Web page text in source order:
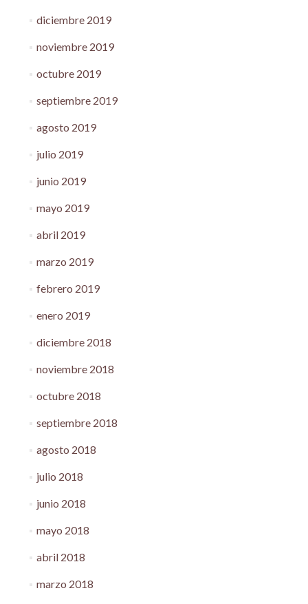
diciembre 2019
noviembre 2019
octubre 2019
septiembre 2019
agosto 2019
julio 2019
junio 2019
mayo 2019
abril 2019
marzo 2019
febrero 2019
enero 2019
diciembre 2018
noviembre 2018
octubre 2018
septiembre 2018
agosto 2018
julio 2018
junio 2018
mayo 2018
abril 2018
marzo 2018